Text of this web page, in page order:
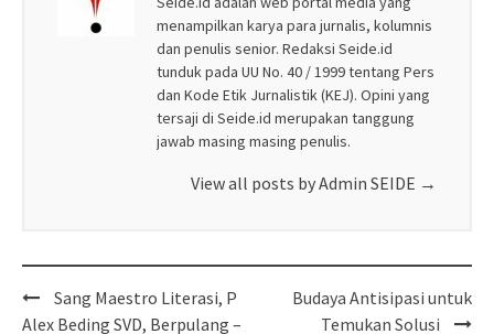
menampilkan karya para jurnalis, kolumnis
dan penulis senior. Redaksi Seide.id
tunduk pada UU No. 40 / 1999 tentang Pers
dan Kode Etik Jurnalistik (KEJ). Opini yang
tersaji di Seide.id merupakan tanggung
jawab masing masing penulis.
View all posts by Admin SEIDE →
Post
navigation
Sang Maestro Literasi, P
Alex Beding SVD, Berpulang –
Budaya Antisipasi untuk
Temukan Solusi